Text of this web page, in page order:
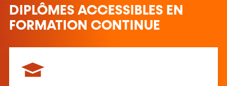
DIPLÔMES ACCESSIBLES EN
FORMATION CONTINUE